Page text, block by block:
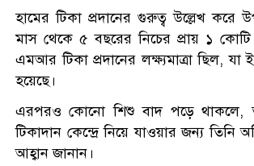
হামের টিকা প্রদানের গুরুত্ব উল্লেখ করে
মাস থেকে ৫ বছরের নিচের প্রায় ১
এমআর টিকা প্রদানের লক্ষ্যমাত্রা ছিল, যা
হয়েছে।
এরপরও কোনো শিশু বাদ পড়ে থাকলে,
টিকাদান কেন্দ্রে নিয়ে যাওয়ার জন্য তিনি
আহ্বান জানান।